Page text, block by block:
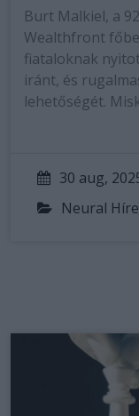
Burt Malkiel, a
Wealthfront
fiataloknak
iránt, és
lehetőségét.
30 aug,
Neural